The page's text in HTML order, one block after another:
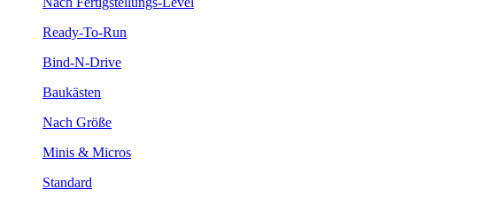
Ready-To-Run
Bind-N-Drive
Baukästen
Nach Größe
Minis & Micros
Standard